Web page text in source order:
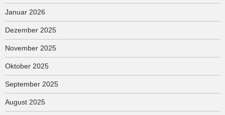
Januar 2026
Dezember 2025
November 2025
Oktober 2025
September 2025
August 2025